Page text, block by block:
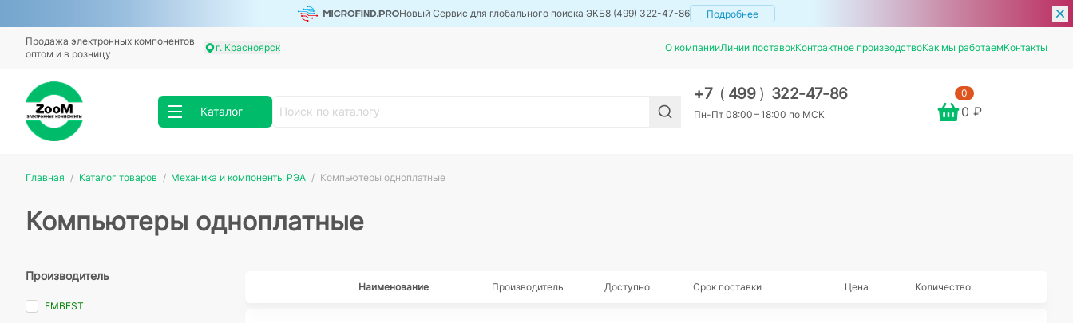
Новый Сервис для глобального поиска ЭКБ8 (499) 322-47-86 Подробнее
Продажа электронных компонентов
оптом и в розницу
г. Красноярск О компанииЛинии поставокКонтрактное производствоКак мы работаемКонтакты
Каталог
+7 ( 499 ) 322-47-86
Пн-Пт 08:00 – 18:00 по МСК
0
0 ₽
Главная Каталог товаров Механика и компоненты РЭА Компьютеры одноплатные
Компьютеры одноплатные
Производитель
EMBEST
Наименование Производитель Доступно Срок поставки Цена Количество